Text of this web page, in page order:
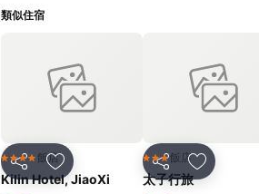
類似住宿
分享 加入我的最愛
4 星級 飯店
Kilin Hotel, JiaoXi
分享 加入我的
3 星級飯店
太子行旅